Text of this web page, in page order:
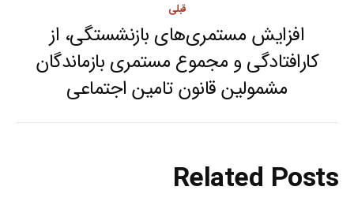
قبلی
Previous
post:
افزایش مستمری‌های بازنشستگی، از
کارافتادگی و مجموع مستمری بازماندگان
مشمولین قانون تامین اجتماعی
Related Posts